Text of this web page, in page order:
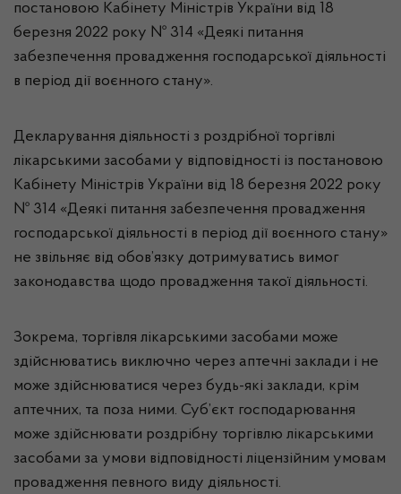
постановою Кабінету Міністрів України від 18
березня 2022 року № 314 «Деякі питання
забезпечення провадження господарської діяльності
в період дії воєнного стану».
Декларування діяльності з роздрібної торгівлі
лікарськими засобами у відповідності із постановою
Кабінету Міністрів України від 18 березня 2022 року
№ 314 «Деякі питання забезпечення провадження
господарської діяльності в період дії воєнного стану»
не звільняє від обов’язку дотримуватись вимог
законодавства щодо провадження такої діяльності.
Зокрема, торгівля лікарськими засобами може
здійснюватись виключно через аптечні заклади і не
може здійснюватися через будь-які заклади, крім
аптечних, та поза ними. Суб’єкт господарювання
може здійснювати роздрібну торгівлю лікарськими
засобами за умови відповідності ліцензійним умовам
провадження певного виду діяльності.